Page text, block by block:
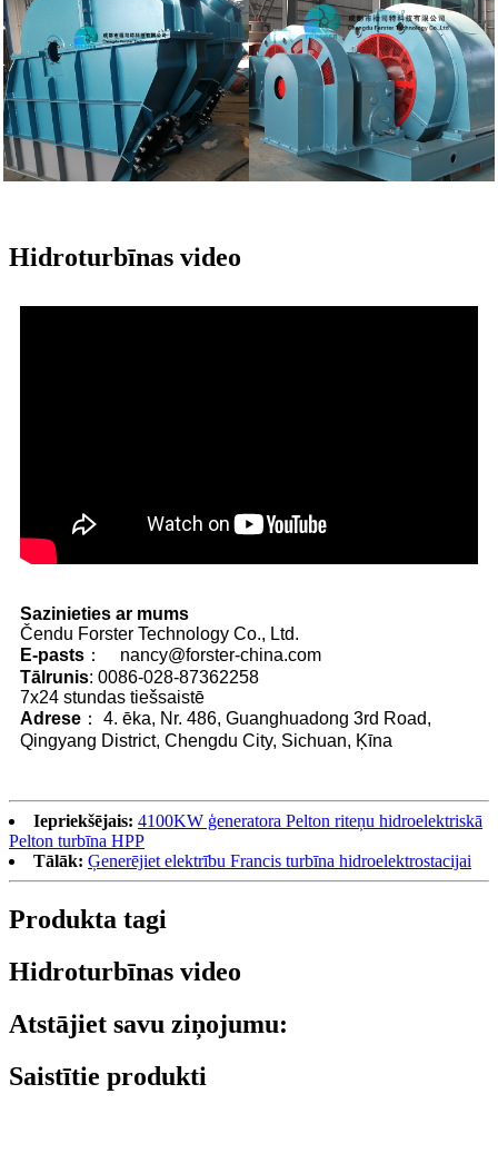
Hidroturbīnas video
Sazinieties ar mums
Čendu Forster Technology Co., Ltd.
E-pasts ： nancy@forster-china.com
Tālrunis: 0086-028-87362258
7x24 stundas tiešsaistē
Adrese ： 4. ēka, Nr. 486, Guanghuadong 3rd Road,
Qingyang District, Chengdu City, Sichuan, Ķīna
Iepriekšējais: 4100KW ģeneratora Pelton riteņu hidroelektriskā
Pelton turbīna HPP
Tālāk: Ģenerējiet elektrību Francis turbīna hidroelektrostacijai
Produkta tagi
Hidroturbīnas video
Atstājiet savu ziņojumu:
Saistītie produkti